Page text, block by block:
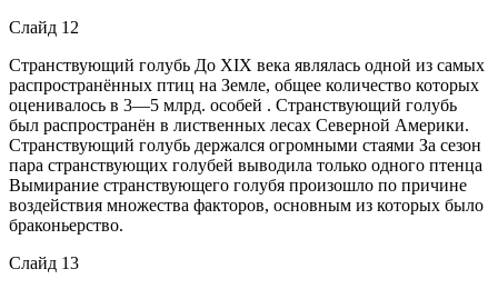
Слайд 12
Странствующий голубь До XIX века являлась одной из самых
распространённых птиц на Земле, общее количество которых
оценивалось в 3—5 млрд. особей . Странствующий голубь
был распространён в лиственных лесах Северной Америки.
Странствующий голубь держался огромными стаями За сезон
пара странствующих голубей выводила только одного птенца
Вымирание странствующего голубя произошло по причине
воздействия множества факторов, основным из которых было
браконьерство.
Слайд 13